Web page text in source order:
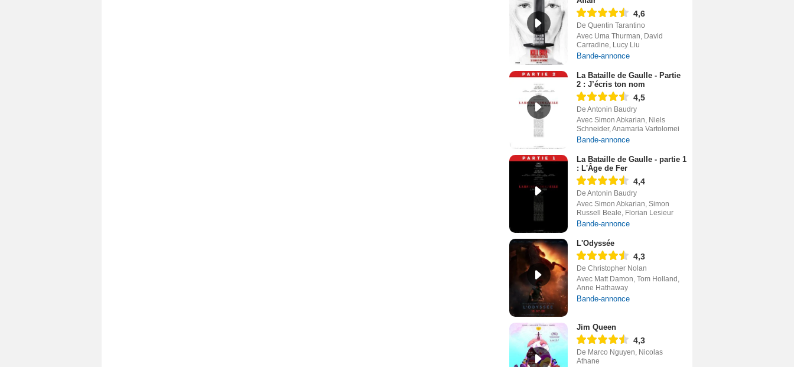
4,6
De Quentin Tarantino
Avec Uma Thurman, David
Carradine, Lucy Liu
Bande-annonce
La Bataille de Gaulle - Partie
2 : J’écris ton nom
4,5
De Antonin Baudry
Avec Simon Abkarian, Niels
Schneider, Anamaria Vartolomei
Bande-annonce
La Bataille de Gaulle - partie 1
: L'Âge de Fer
4,4
De Antonin Baudry
Avec Simon Abkarian, Simon
Russell Beale, Florian Lesieur
Bande-annonce
L'Odyssée
4,3
De Christopher Nolan
Avec Matt Damon, Tom Holland,
Anne Hathaway
Bande-annonce
Jim Queen
4,3
De Marco Nguyen, Nicolas
Athane